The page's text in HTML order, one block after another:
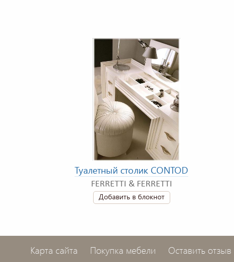
Туалетный столик CONTOD
FERRETTI & FERRETTI
Добавить в блокнот
Карта сайта Покупка мебели
Оставить отзыв